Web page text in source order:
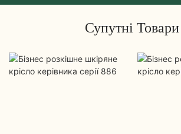
Супутні Товари